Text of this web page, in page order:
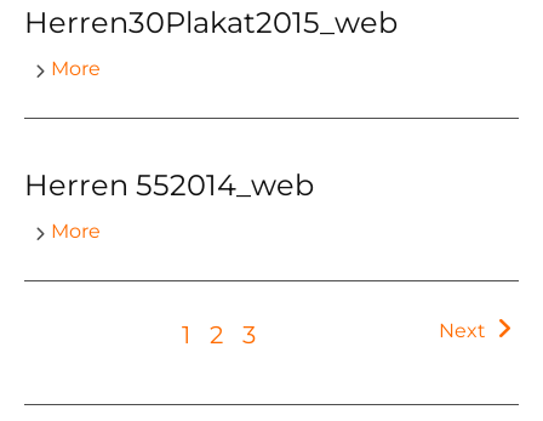
Herren30Plakat2015_web
More
Herren 552014_web
More
1 2 3 Next